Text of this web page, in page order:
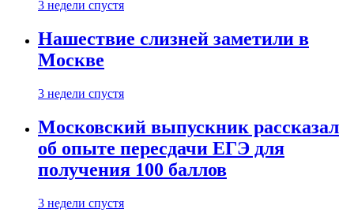
3 недели спустя
Нашествие слизней заметили в
Москве
3 недели спустя
Московский выпускник рассказал
об опыте пересдачи ЕГЭ для
получения 100 баллов
3 недели спустя